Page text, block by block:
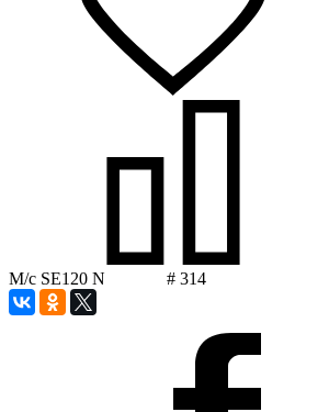
М/с SE120 N # 314